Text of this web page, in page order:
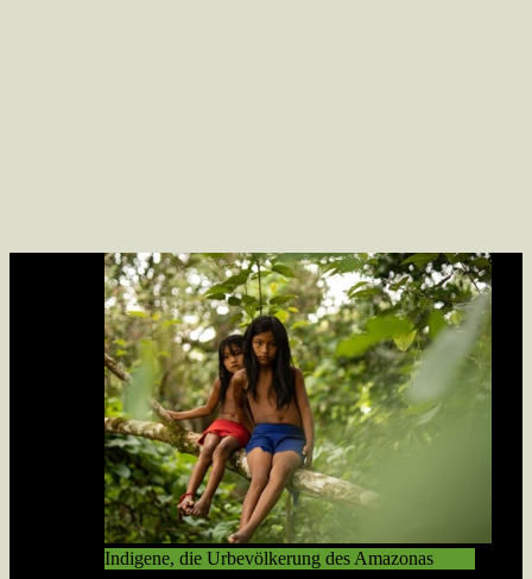
Indigene, die Urbevölkerung des Amazonas